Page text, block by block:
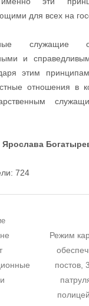
для всех на
служащие
и
этим
отношения в
Ярослава
724
по записям
пост:
Режим
постов,